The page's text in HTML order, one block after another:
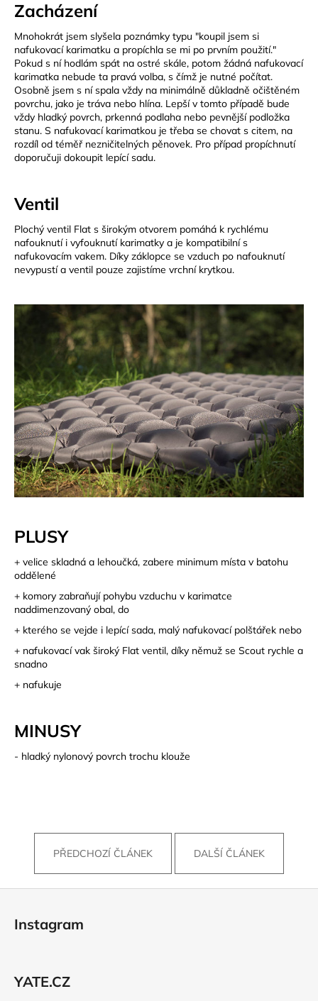
Zacházení
Mnohokrát jsem slyšela poznámky typu "koupil jsem si
nafukovací karimatku a propíchla se mi po prvním použití."
Pokud s ní hodlám spát na ostré skále, potom žádná nafukovací
karimatka nebude ta pravá volba, s čímž je nutné počítat.
Osobně jsem s ní spala vždy na minimálně důkladně očištěném
povrchu, jako je tráva nebo hlína. Lepší v tomto případě bude
vždy hladký povrch, prkenná podlaha nebo pevnější podložka
stanu. S nafukovací karimatkou je třeba se chovat s citem, na
rozdíl od téměř nezničitelných pěnovek. Pro případ propíchnutí
doporučuji dokoupit lepící sadu.
Ventil
Plochý ventil Flat s širokým otvorem pomáhá k rychlému
nafouknutí i vyfouknutí karimatky a je kompatibilní s
nafukovacím vakem. Díky záklopce se vzduch po nafouknutí
nevypustí a ventil pouze zajistíme vrchní krytkou.
PLUSY
+ velice skladná a lehoučká, zabere minimum místa v batohu
oddělené
+ komory zabraňují pohybu vzduchu v karimatce
naddimenzovaný obal, do
+ kterého se vejde i lepící sada, malý nafukovací polštářek nebo
+ nafukovací vak široký Flat ventil, díky němuž se Scout rychle a
snadno
+ nafukuje
MINUSY
- hladký nylonový povrch trochu klouže
PŘEDCHOZÍ ČLÁNEK DALŠÍ ČLÁNEK
Instagram
YATE.CZ